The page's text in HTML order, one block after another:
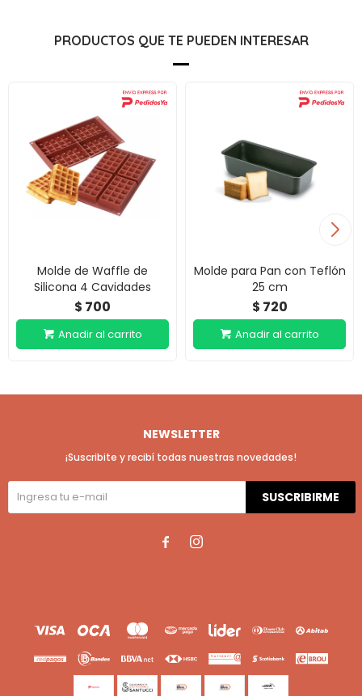
PRODUCTOS QUE TE PUEDEN INTERESAR
Molde de Waffle de
Silicona 4 Cavidades
$ 700
Molde para Pan con Teflón
25 cm
$ 720
NEWSLETTER
¡Suscribite y recibí todas nuestras novedades!
SUSCRIBIRME
 